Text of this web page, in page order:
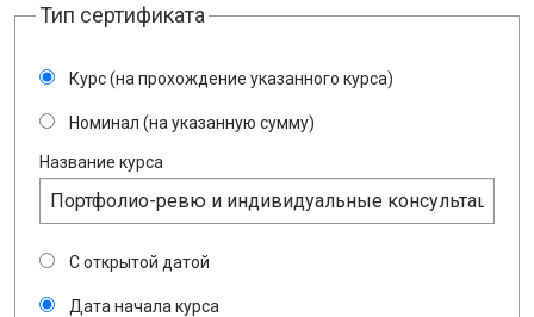
Тип сертификата
Курс (на прохождение указанного курса)
Номинал (на указанную сумму)
Название курса
С открытой датой
Дата начала курса